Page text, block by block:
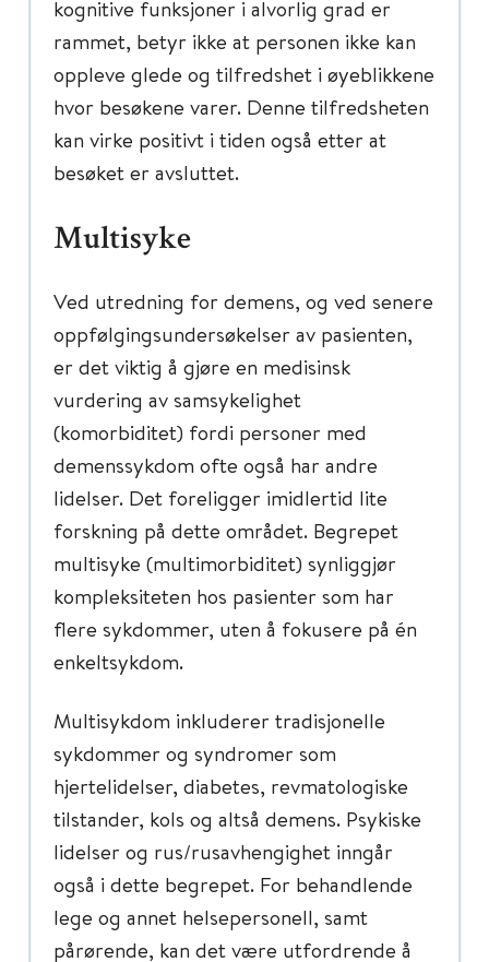
kognitive funksjoner i alvorlig grad er
rammet, betyr ikke at personen ikke kan
oppleve glede og tilfredshet i øyeblikkene
hvor besøkene varer. Denne tilfredsheten
kan virke positivt i tiden også etter at
besøket er avsluttet.
Multisyke
Ved utredning for demens, og ved senere
oppfølgingsundersøkelser av pasienten,
er det viktig å gjøre en medisinsk
vurdering av samsykelighet
(komorbiditet) fordi personer med
demenssykdom ofte også har andre
lidelser. Det foreligger imidlertid lite
forskning på dette området. Begrepet
multisyke (multimorbiditet) synliggjør
kompleksiteten hos pasienter som har
flere sykdommer, uten å fokusere på én
enkeltsykdom.
Multisykdom inkluderer tradisjonelle
sykdommer og syndromer som
hjertelidelser, diabetes, revmatologiske
tilstander, kols og altså demens. Psykiske
lidelser og rus/rusavhengighet inngår
også i dette begrepet. For behandlende
lege og annet helsepersonell, samt
pårørende, kan det være utfordrende å